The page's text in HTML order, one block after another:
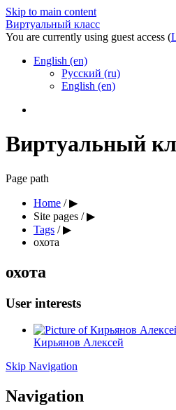
Skip to main content
Виртуальный класс
You are currently using guest access (
English ‎(en)‎
Русский ‎(ru)‎
English ‎(en)‎
Виртуальный
Page path
Home / ▶︎
Site pages / ▶︎
Tags / ▶︎
охота
охота
User interests
Кирьянов Алексей
Skip Navigation
Navigation